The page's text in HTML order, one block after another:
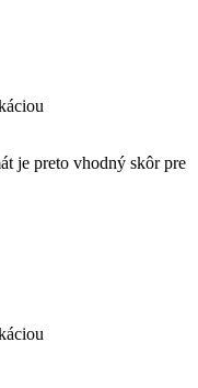
je preto vhodný skôr pre